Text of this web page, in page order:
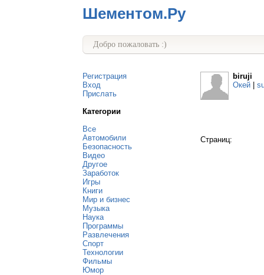
Шементом.Ру
Добро пожаловать :)
Регистрация
Вход
Прислать
Категории
Все
Автомобили
Безопасность
Видео
Другое
Заработок
Игры
Книги
Мир и бизнес
Музыка
Наука
Программы
Развлечения
Спорт
Технологии
Фильмы
Юмор
biruji
Окей
Страниц: